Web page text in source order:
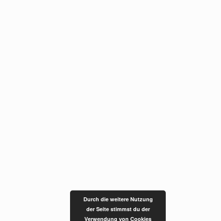
Durch die weitere Nutzung
der Seite stimmst du der
Verwendung von Cookies